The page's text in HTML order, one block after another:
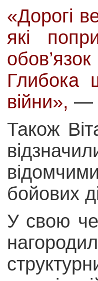
«Дорогі
які
Глибока
війни», —
Також
бойових
У свою